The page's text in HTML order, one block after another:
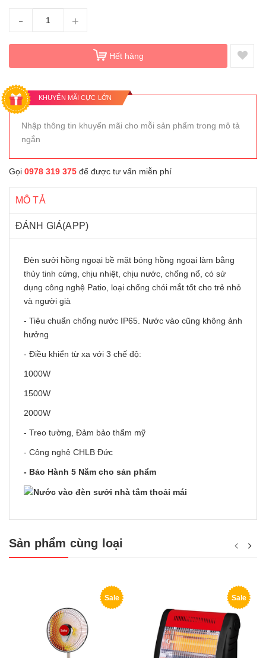
- +
Hết hàng
KHUYẾN MÃI CỰC LỚN
Nhập thông tin khuyến mãi cho mỗi sản phẩm trong mô tả
ngắn
Gọi 0978 319 375 để được tư vấn miễn phí
MÔ TẢ
ĐÁNH GIÁ(APP)
Đèn sưởi hồng ngoại bề mặt bóng hồng ngoại làm bằng
thủy tinh cứng, chịu nhiệt, chịu nước, chống nổ, có sử
dụng công nghệ Patio, loại chống chói mắt tốt cho trẻ nhỏ
và người già
- Tiêu chuẩn chống nước IP65. Nước vào cũng không ảnh
hưởng
- Điều khiển từ xa với 3 chế độ:
1000W
1500W
2000W
- Treo tường, Đảm bảo thẩm mỹ
- Công nghệ CHLB Đức
- Bảo Hành 5 Năm cho sản phẩm
Sản phẩm cùng loại
Sale Sale